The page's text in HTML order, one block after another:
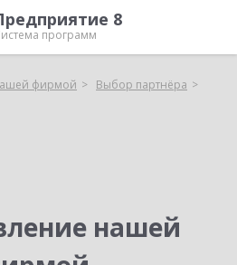
8
программ
фирмой
Выбор партнёра
нашей